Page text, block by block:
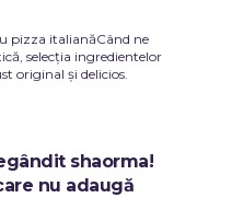
pizza italianăCând ne
selecția ingredientelor
original și delicios.
shaorma!
nu adaugă